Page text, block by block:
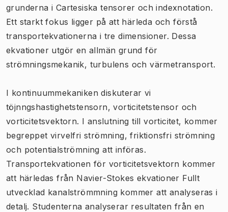
grunderna i Cartesiska tensorer och indexnotation.
Ett starkt fokus ligger på att härleda och förstå
transportekvationerna i tre dimensioner. Dessa
ekvationer utgör en allmän grund för
strömningsmekanik, turbulens och värmetransport.
I kontinuummekaniken diskuterar vi
töjnngshastighetstensorn, vorticitetstensor och
vorticitetsvektorn. I anslutning till vorticitet, kommer
begreppet virvelfri strömning, friktionsfri strömning
och potentialströmning att införas.
Transportekvationen för vorticitetsvektorn kommer
att härledas från Navier-Stokes ekvationer Fullt
utvecklad kanalströmmning kommer att analyseras i
detalj. Studenterna analyserar resultaten från en